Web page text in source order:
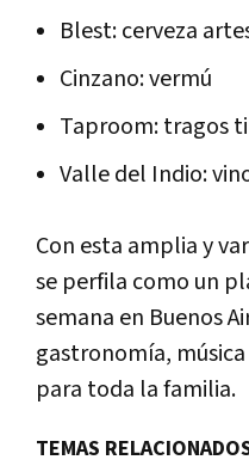
Blest: cerveza
Cinzano: vermú
Taproom: tragos
Valle del Indio:
Con esta amplia y
se perfila como un
semana en Buenos
gastronomía,
para toda la familia.
TEMAS